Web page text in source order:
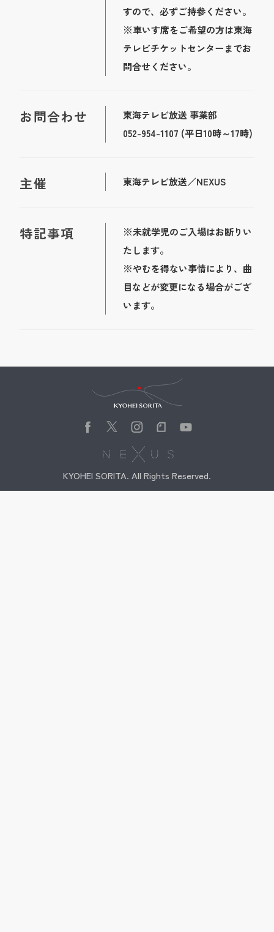
すので、必ずご持参ください。
※車いす席をご希望の方は東海
テレビチケットセンターまでお
問合せください。
お問合わせ
東海テレビ放送 事業部
052-954-1107 (平日10時～17時)
主催 東海テレビ放送／NEXUS
特記事項
※未就学児のご入場はお断りい
たします。
※やむを得ない事情により、曲
目などが変更になる場合がござ
います。
KYOHEI SORITA. All Rights Reserved.